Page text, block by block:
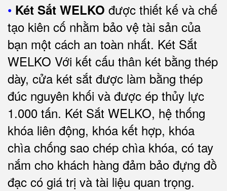
• Két Sắt WELKO được thiết kế và chế
tạo kiên cố nhằm bảo vệ tài sản của
bạn một cách an toàn nhất. Két Sắt
WELKO Với kết cấu thân két bằng thép
dày, cửa két sắt được làm bằng thép
đúc nguyên khối và được ép thủy lực
1.000 tấn. Két Sắt WELKO, hệ thống
khóa liên động, khóa kết hợp, khóa
chìa chống sao chép chìa khóa, có tay
nắm cho khách hàng đảm bảo đựng đồ
đạc có giá trị và tài liệu quan trọng.